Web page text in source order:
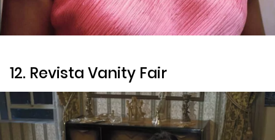
12. Revista Vanity Fair